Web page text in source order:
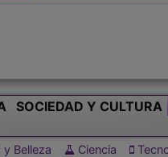
SOCIEDAD Y CULTURA
Belleza Ciencia